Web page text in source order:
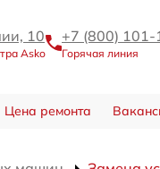
10
Asko
+7 (800)
Горячая линия
Цена ремонта